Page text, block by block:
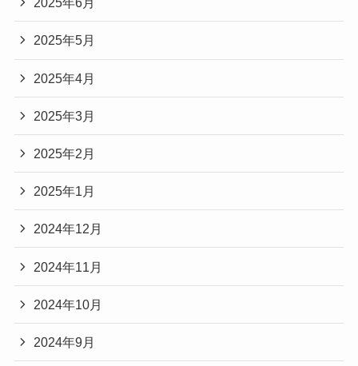
2025年5月
2025年4月
2025年3月
2025年2月
2025年1月
2024年12月
2024年11月
2024年10月
2024年9月